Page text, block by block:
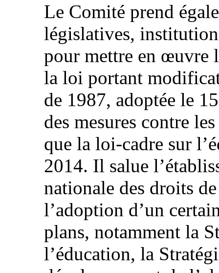
Le Comité prend
législatives,
pour mettre en œuvre
la loi portant
de 1987, adoptée le
des mesures contre
que la loi-cadre sur
2014. Il salue
nationale des droits
l’adoption d’un
plans, notamment la
l’éducation, la